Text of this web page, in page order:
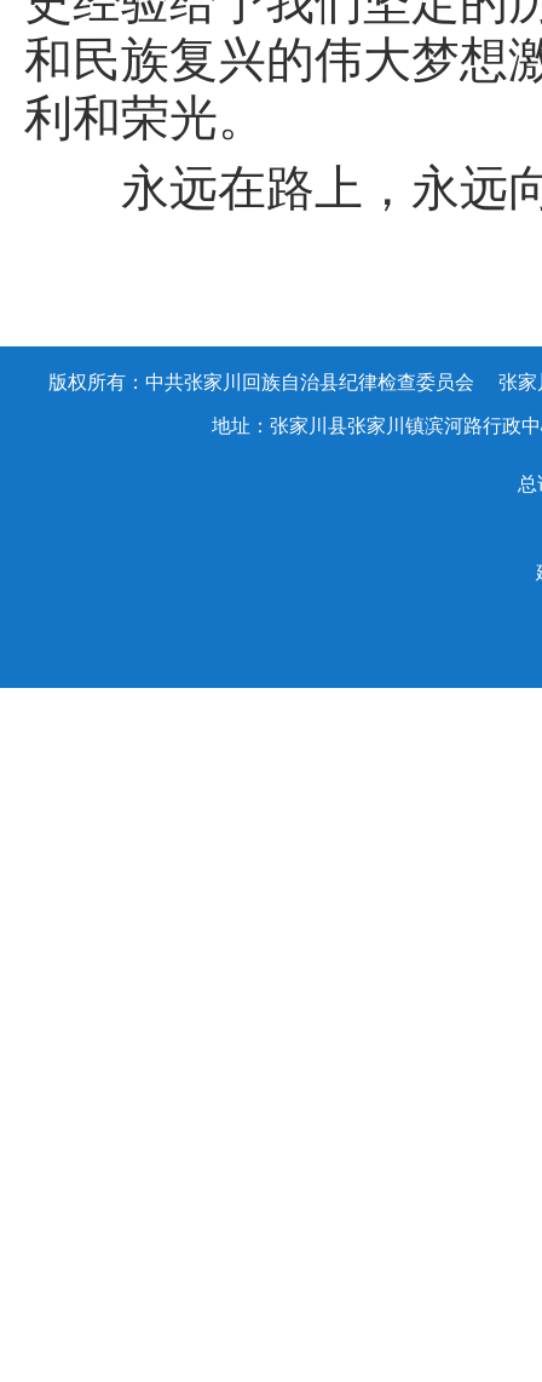
和民族复兴的伟大梦想
利和荣光。
永远在路上，永远向
版权所有：中共张家川回族自治县纪律检查委员会 张
地址：张家川县张家川镇滨河路行政
总